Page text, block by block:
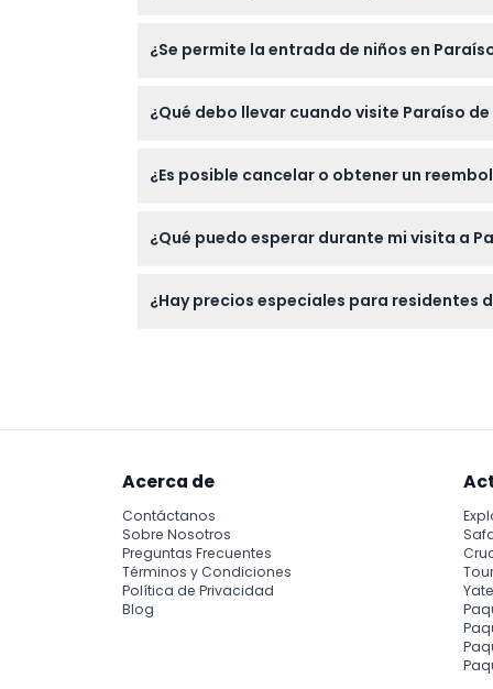
residentes locales.
¿Se permite la entrada de niños en
¿Qué debo llevar cuando visite Paraíso de
¿Es posible cancelar o obtener un
¿Qué puedo esperar durante mi visita a
¿Hay precios especiales para residentes
Acerca de
Contáctanos
Sobre Nosotros
Preguntas Frecuentes
Términos y Condiciones
Política de Privacidad
Blog